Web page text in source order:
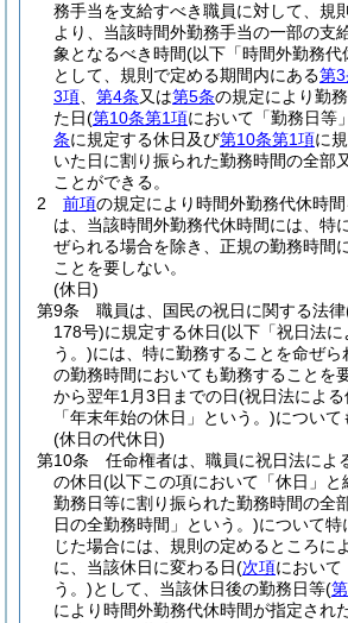
務手当を支給すべき職員に対して、規
より、当該時間外勤務手当の一部の支
象となるべき時間(以下「時間外勤務代
として、規則で定める期間内にある第
3項
第4条又は第5条の規定により勤
た日(第10条第1項において「勤務日等
条に規定する休日及び第10条第1項に
いた日に割り振られた勤務時間の全部
ことができる。
2
前項の規定により時間外勤務代休時
は、当該時間外勤務代休時間には、特
ぜられる場合を除き、正規の勤務時間
ことを要しない。
(休日)
第9条
職員は、国民の祝日に関する法律
178号)に規定する休日(以下「祝日法
う。)には、特に勤務することを命ぜら
の勤務時間においても勤務することを
から翌年1月3日までの日(祝日法によ
「年末年始の休日」という。)について
(休日の代休日)
第10条
任命権者は、職員に祝日法によ
の休日(以下この項において「休日」と
勤務日等に割り振られた勤務時間の全
日の全勤務時間」という。)について特
じた場合には、規則の定めるところに
に、当該休日に変わる日(次項において
う。)として、当該休日後の勤務日等(
により時間外勤務代休時間が指定され